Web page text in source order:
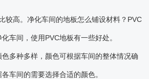
较高。净化车间的地板怎么铺设材料？PVC
车间，使用PVC地板有一些好处。
多种多样，颜色可根据车间的整体情况确
车间的需要选择合适的颜色。